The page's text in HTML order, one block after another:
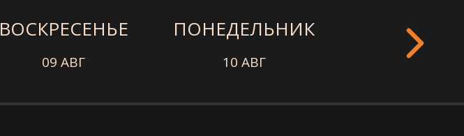
ВОСКРЕСЕНЬЕ
09 АВГ
ПОНЕДЕЛЬНИК
10 АВГ 11 АВГ